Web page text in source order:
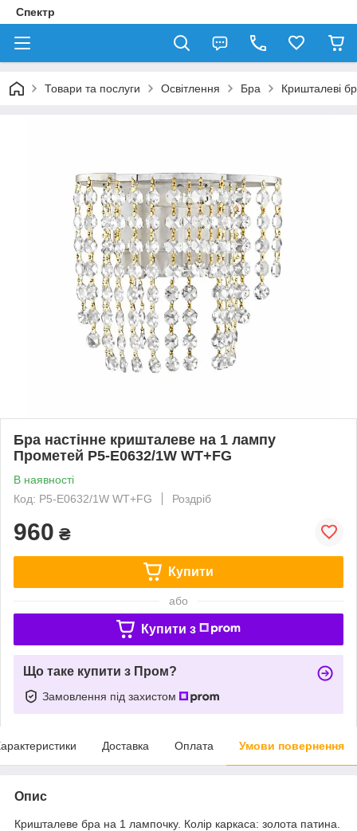
Спектр
Товари та послуги Освітлення Бра Кришталеві
Бра настінне кришталеве на 1 лампу
Прометей P5-Е0632/1W WT+FG
В наявності
Код: P5-Е0632/1W WT+FG
Роздріб
960 ₴
Купити
або
Купити з
Що таке купити з Пром?
Замовлення під захистом
Доставка Оплата Умови повернення
Опис
Кришталеве бра на 1 лампочку. Колір каркаса: золота патина.